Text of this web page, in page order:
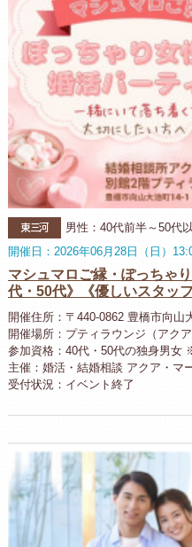
東三河
男性：40代前半～50
開催日：2026年06月28日（日）
マシュマロご縁・ぽっちゃ
代・50代》《優しいスタッ
開催住所：〒440-0862 豊橋市向
開催場所：プティラウンジ（アク
参加資格：40代・50代の独身男女
主催：婚活・結婚相談 アクア・マ
受付状況：イベント終了